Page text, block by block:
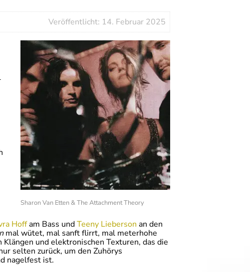
Veröffentlicht: 14. Februar 2025
Sharon Van Etten & The Attachment Theory
Hoffam Bass undTeeny Lieberson an den
mal wütet, mal sanft flirrt, mal meterhohe
und elektronischen Texturen, das die
selten zurück, um den Zuhörys
nagelfest ist.